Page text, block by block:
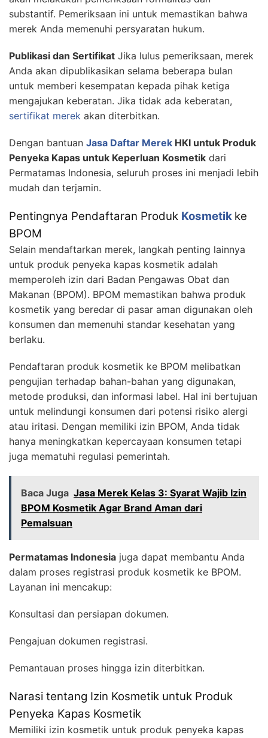
substantif. Pemeriksaan ini untuk memastikan bahwa
merek Anda memenuhi persyaratan hukum.
Publikasi dan Sertifikat Jika lulus pemeriksaan, merek
Anda akan dipublikasikan selama beberapa bulan
untuk memberi kesempatan kepada pihak ketiga
mengajukan keberatan. Jika tidak ada keberatan,
sertifikat merek akan diterbitkan.
Dengan bantuan Jasa Daftar Merek HKI untuk Produk
Penyeka Kapas untuk Keperluan Kosmetik dari
Permatamas Indonesia, seluruh proses ini menjadi lebih
mudah dan terjamin.
Pentingnya Pendaftaran Produk Kosmetik ke
BPOM
Selain mendaftarkan merek, langkah penting lainnya
untuk produk penyeka kapas kosmetik adalah
memperoleh izin dari Badan Pengawas Obat dan
Makanan (BPOM). BPOM memastikan bahwa produk
kosmetik yang beredar di pasar aman digunakan oleh
konsumen dan memenuhi standar kesehatan yang
berlaku.
Pendaftaran produk kosmetik ke BPOM melibatkan
pengujian terhadap bahan-bahan yang digunakan,
metode produksi, dan informasi label. Hal ini bertujuan
untuk melindungi konsumen dari potensi risiko alergi
atau iritasi. Dengan memiliki izin BPOM, Anda tidak
hanya meningkatkan kepercayaan konsumen tetapi
juga mematuhi regulasi pemerintah.
Baca Juga Jasa Merek Kelas 3: Syarat Wajib Izin
BPOM Kosmetik Agar Brand Aman dari
Pemalsuan
Permatamas Indonesia juga dapat membantu Anda
dalam proses registrasi produk kosmetik ke BPOM.
Layanan ini mencakup:
Konsultasi dan persiapan dokumen.
Pengajuan dokumen registrasi.
Pemantauan proses hingga izin diterbitkan.
Narasi tentang Izin Kosmetik untuk Produk
Penyeka Kapas Kosmetik
Memiliki izin kosmetik untuk produk penyeka kapas